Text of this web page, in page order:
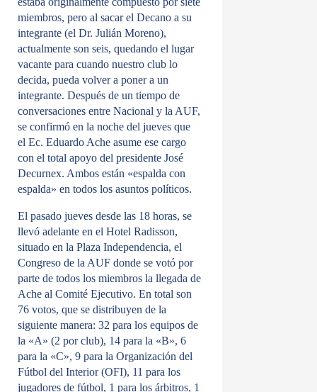
miembros, pero al sacar el Decano a su
integrante (el Dr. Julián Moreno),
actualmente son seis, quedando el lugar
vacante para cuando nuestro club lo
decida, pueda volver a poner a un
integrante. Después de un tiempo de
conversaciones entre Nacional y la AUF,
se confirmó en la noche del jueves que
el Ec. Eduardo Ache asume ese cargo
con el total apoyo del presidente José
Decurnex. Ambos están «espalda con
espalda» en todos los asuntos políticos.
El pasado jueves desde las 18 horas, se
llevó adelante en el Hotel Radisson,
situado en la Plaza Independencia, el
Congreso de la AUF donde se votó por
parte de todos los miembros la llegada de
Ache al Comité Ejecutivo. En total son
76 votos, que se distribuyen de la
siguiente manera: 32 para los equipos de
la «A» (2 por club), 14 para la «B», 6
para la «C», 9 para la Organización del
Fútbol del Interior (OFI), 11 para los
jugadores de fútbol, 1 para los árbitros, 1